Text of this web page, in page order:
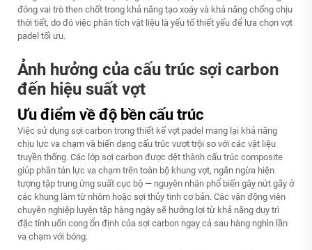
đóng vai trò then chốt trong khả năng tạo xoáy và khả năng chống chịu
thời tiết, do đó việc phân tích vật liệu là yếu tố thiết yếu để lựa chọn vợt
padel tối ưu.
Ảnh hưởng của cấu trúc sợi carbon
đến hiệu suất vợt
Ưu điểm về độ bền cấu trúc
Việc sử dụng sợi carbon trong thiết kế vợt padel mang lại khả năng
chịu lực va chạm và biến dạng cấu trúc vượt trội so với các vật liệu
truyền thống. Các lớp sợi carbon được dệt thành cấu trúc composite
giúp phân tán lực va chạm trên toàn bộ khung vợt, ngăn ngừa hiện
tượng tập trung ứng suất cục bộ — nguyên nhân phổ biến gây nứt gãy ở
các khung làm từ nhôm hoặc sợi thủy tinh cơ bản. Các vận động viên
chuyên nghiệp luyện tập hàng ngày sẽ hưởng lợi từ khả năng duy trì
đặc tính uốn cong ổn định của sợi carbon ngay cả sau hàng nghìn lần
va chạm với bóng.